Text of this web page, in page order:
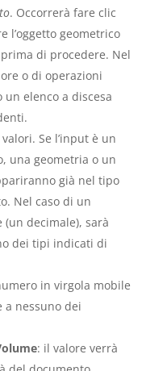
. Occorrerà fare clic
l’oggetto geometrico
di procedere. Nel
o di operazioni
elenco a discesa
Se l’input è un
una geometria o un
già nel tipo
Nel caso di un
decimale), sarà
dei tipi indicati di
in virgola mobile
a nessuno dei
: il valore verrà